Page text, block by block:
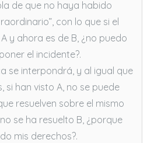
de que no haya habido
con lo que si el
y ahora es de B, ¿no puedo
el incidente?.
se interpondrá, y al igual que
si han visto A, no se puede
resuelven sobre el mismo
se ha resuelto B, ¿porque
mis derechos?.